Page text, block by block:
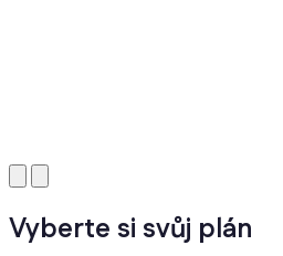
Vyberte si svůj plán